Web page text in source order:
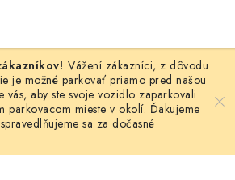
Vážení zákazníci, z dôvodu
je možné parkovať priamo pred našou
vás, aby ste svoje vozidlo zaparkovali
parkovacom mieste v okolí. Ďakujeme
sa za dočasné